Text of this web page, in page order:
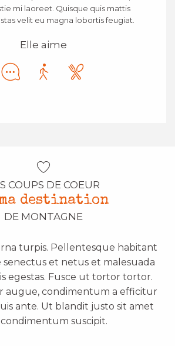
mi laoreet. Quisque quis mattis
velit eu magna lobortis feugiat.
Elle aime
COUPS DE COEUR
destination
DE MONTAGNE
turpis. Pellentesque habitant
et netus et malesuada
egestas. Fusce ut tortor tortor.
augue, condimentum a efficitur
ante. Ut blandit justo sit amet
suscipit.